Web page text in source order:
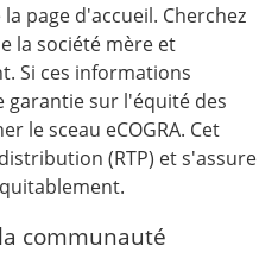
page d'accueil. Cherchez
la société mère et
Si ces informations
garantie sur l'équité des
le sceau eCOGRA. Cet
(RTP) et s'assure
communauté